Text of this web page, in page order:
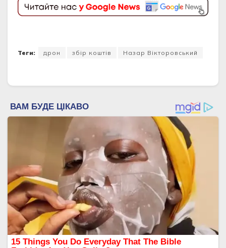
Теги: дрон збір коштів Назар Вікторовський